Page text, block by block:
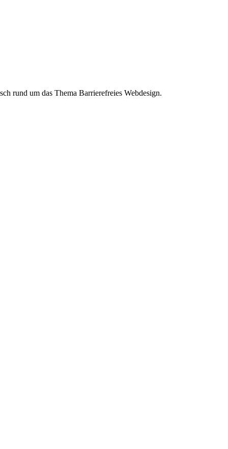
rund um das Thema Barrierefreies Webdesign.